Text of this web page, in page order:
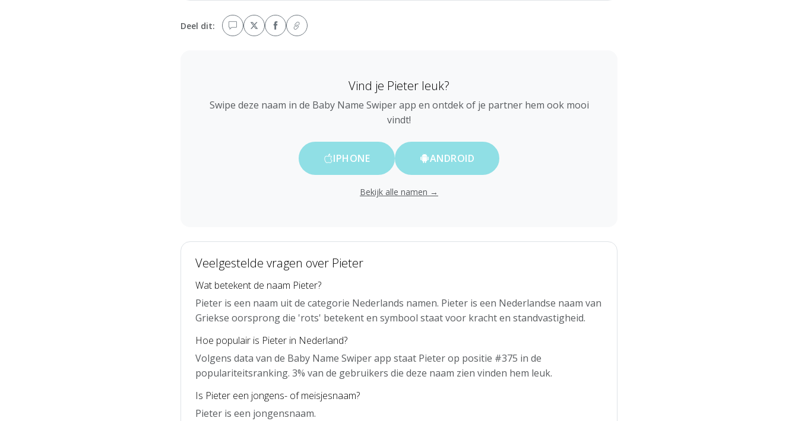
Deel dit:
Vind je Pieter leuk?
Swipe deze naam in de Baby Name Swiper app en ontdek of je partner hem ook mooi
vindt!
IPHONE ANDROID
Bekijk alle namen →
Veelgestelde vragen over Pieter
Wat betekent de naam Pieter?
Pieter is een naam uit de categorie Nederlands namen. Pieter is een Nederlandse naam van
Griekse oorsprong die 'rots' betekent en symbool staat voor kracht en standvastigheid.
Hoe populair is Pieter in Nederland?
Volgens data van de Baby Name Swiper app staat Pieter op positie #375 in de
populariteitsranking. 3% van de gebruikers die deze naam zien vinden hem leuk.
Is Pieter een jongens- of meisjesnaam?
Pieter is een jongensnaam.